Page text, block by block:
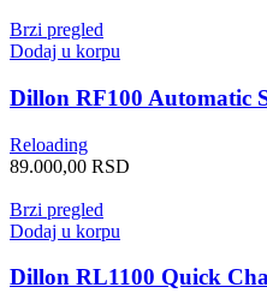
Brzi pregled
Dodaj u korpu
Dillon RF100 Automatic
Reloading
89.000,00 RSD
Brzi pregled
Dodaj u korpu
Dillon RL1100 Quick